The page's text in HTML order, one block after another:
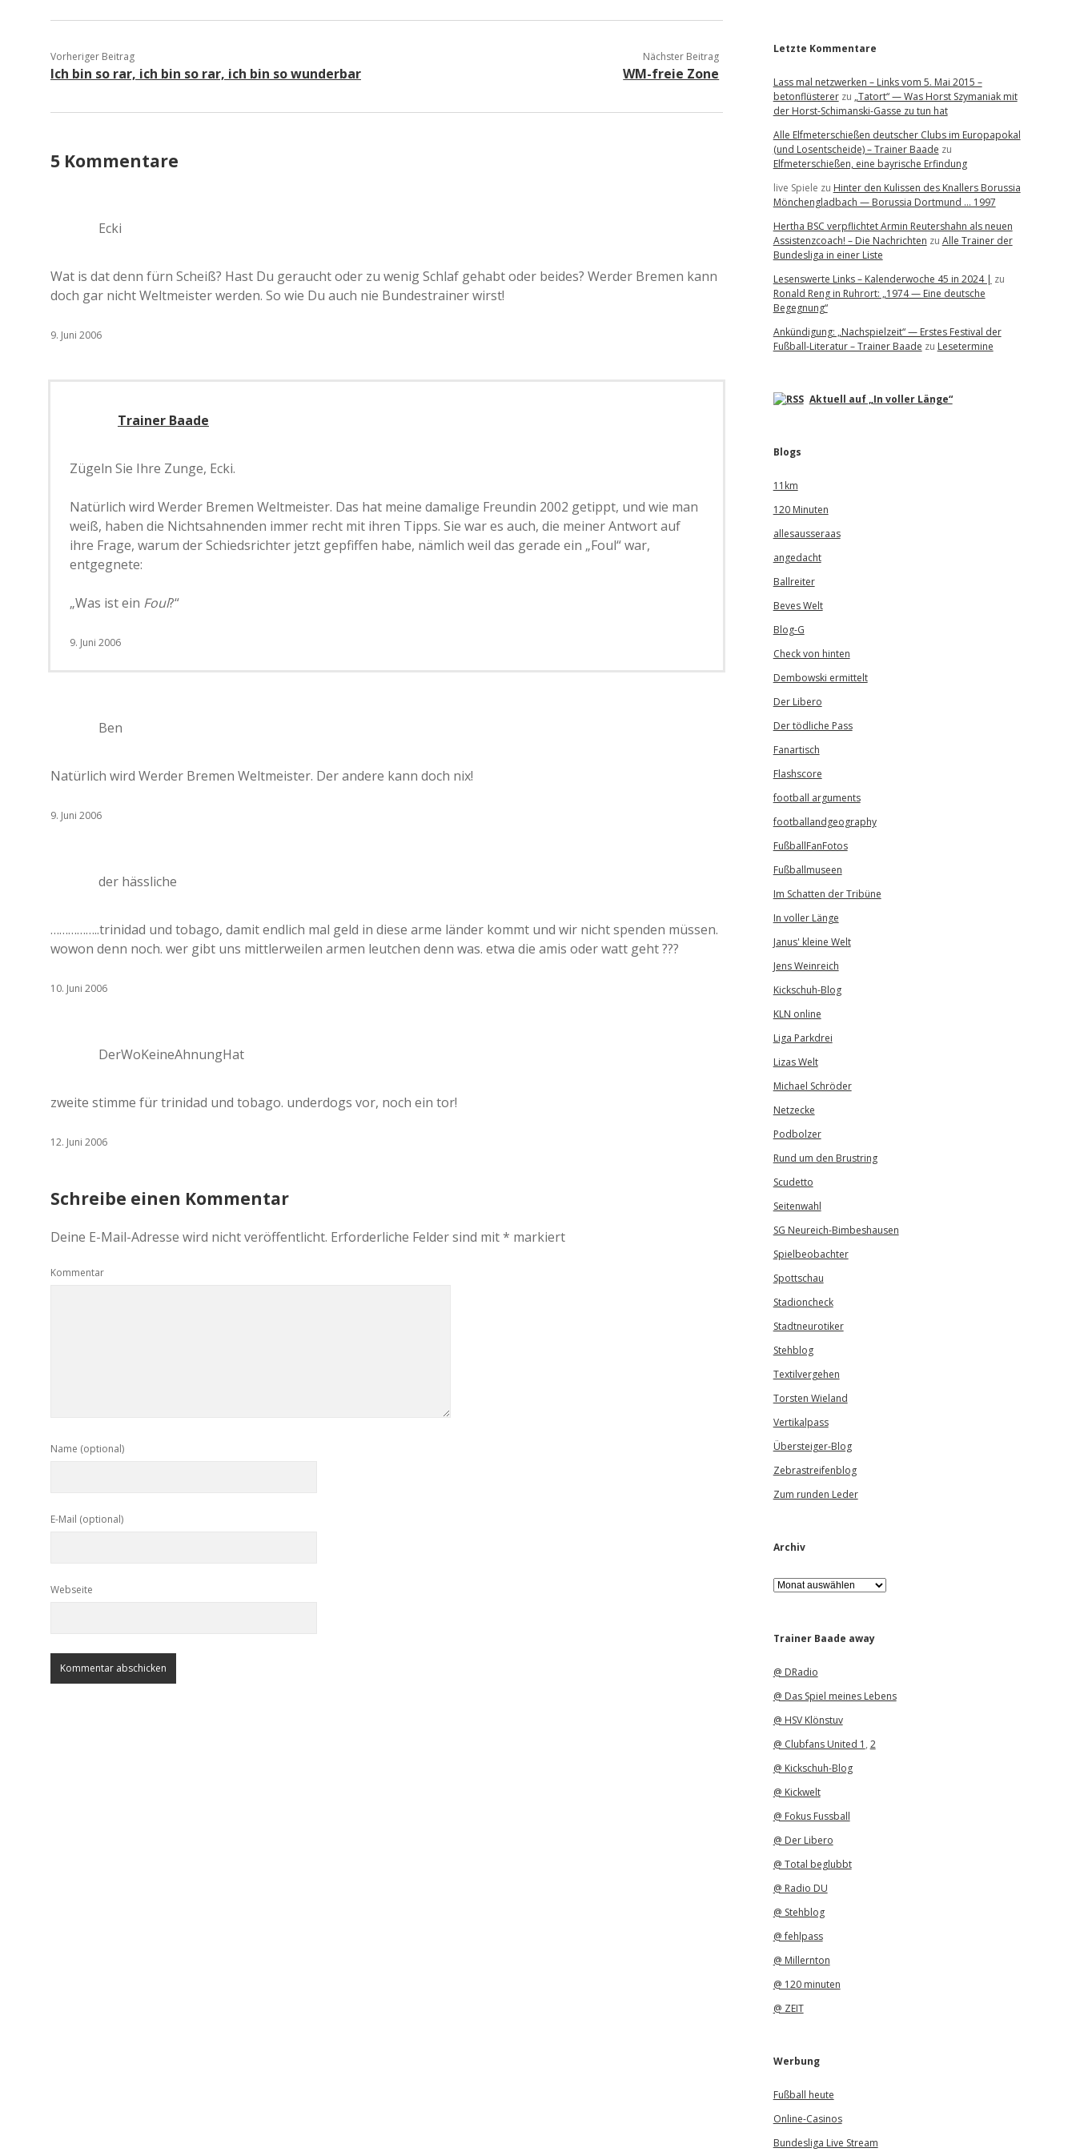
Vorheriger Beitrag
Ich bin so rar, ich bin so rar, ich bin so wunderbar
Nächster Beitrag
WM-freie Zone
5 Kommentare
Ecki
Wat is dat denn fürn Scheiß? Hast Du geraucht oder zu wenig Schlaf gehabt oder beides? Werder Bremen kann
doch gar nicht Weltmeister werden. So wie Du auch nie Bundestrainer wirst!
9. Juni 2006
Trainer Baade
Zügeln Sie Ihre Zunge, Ecki.
Natürlich wird Werder Bremen Weltmeister. Das hat meine damalige Freundin 2002 getippt, und wie man
weiß, haben die Nichtsahnenden immer recht mit ihren Tipps. Sie war es auch, die meiner Antwort auf
ihre Frage, warum der Schiedsrichter jetzt gepfiffen habe, nämlich weil das gerade ein „Foul“ war,
entgegnete:
„Was ist ein Foul?“
9. Juni 2006
Ben
Natürlich wird Werder Bremen Weltmeister. Der andere kann doch nix!
9. Juni 2006
der hässliche
……………..trinidad und tobago, damit endlich mal geld in diese arme länder kommt und wir nicht spenden müssen.
wowon denn noch. wer gibt uns mittlerweilen armen leutchen denn was. etwa die amis oder watt geht ???
10. Juni 2006
DerWoKeineAhnungHat
zweite stimme für trinidad und tobago. underdogs vor, noch ein tor!
12. Juni 2006
Schreibe einen Kommentar
Deine E-Mail-Adresse wird nicht veröffentlicht. Erforderliche Felder sind mit* markiert
Kommentar
Name (optional)
E-Mail (optional)
Webseite
Letzte Kommentare
Lass mal netzwerken – Links vom 5. Mai 2015 –
betonflüstererzu „Tatort“ — Was Horst Szymaniak mit
der Horst-Schimanski-Gasse zu tun hat
Alle Elfmeterschießen deutscher Clubs im Europapokal
(und Losentscheide) – Trainer Baade zu
Elfmeterschießen, eine bayrische Erfindung
live Spiele zu Hinter den Kulissen des Knallers Borussia
Mönchengladbach — Borussia Dortmund … 1997
Hertha BSC verpflichtet Armin Reutershahn als neuen
Assistenzcoach! – Die Nachrichten zu Alle Trainer der
Bundesliga in einer Liste
Lesenswerte Links – Kalenderwoche 45 in 2024 | zu
Ronald Reng in Ruhrort: „1974 — Eine deutsche
Begegnung“
Ankündigung: „Nachspielzeit“ — Erstes Festival der
Fußball-Literatur – Trainer Baade zu Lesetermine
Aktuell auf „In voller Länge“
Blogs
11km
120 Minuten
allesausseraas
angedacht
Ballreiter
Beves Welt
Blog-G
Check von hinten
Dembowski ermittelt
Der Libero
Der tödliche Pass
Fanartisch
Flashscore
football arguments
footballandgeography
FußballFanFotos
Fußballmuseen
Im Schatten der Tribüne
In voller Länge
Janus' kleine Welt
Jens Weinreich
Kickschuh-Blog
KLN online
Liga Parkdrei
Lizas Welt
Michael Schröder
Netzecke
Podbolzer
Rund um den Brustring
Scudetto
Seitenwahl
SG Neureich-Bimbeshausen
Spielbeobachter
Spottschau
Stadioncheck
Stadtneurotiker
Stehblog
Textilvergehen
Torsten Wieland
Vertikalpass
Übersteiger-Blog
Zebrastreifenblog
Zum runden Leder
Archiv
A
r
iTrainer Baade away
@ DRadio
@ Das Spiel meines Lebens
@ HSV Klönstuv
@ Clubfans United 1 , 2
@ Kickschuh-Blog
@ Kickwelt
@ Fokus Fussball
@ Der Libero
@ Total beglubbt
@ Radio DU
@ Stehblog
@ fehlpass
@ Millernton
@ 120 minuten
@ ZEIT
Werbung
Fußball heute
Online-Casinos
Bundesliga Live Stream